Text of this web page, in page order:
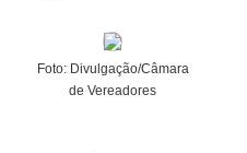
Foto: Divulgação/Câmara
de Vereadores